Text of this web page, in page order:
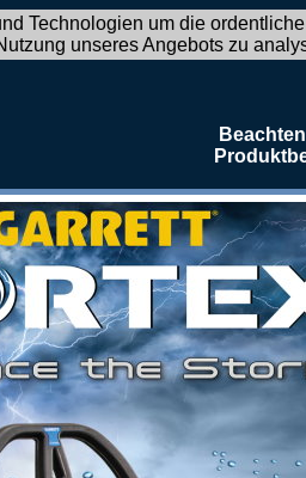
Technologien um die
unseres Angebots zu